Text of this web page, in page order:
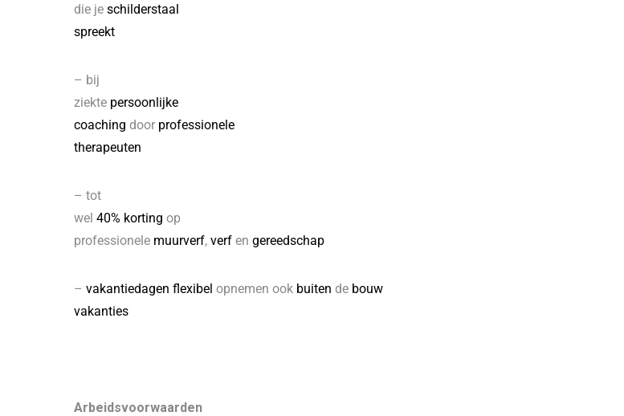
die je schilderstaal
spreekt
– bij
ziekte persoonlijke
coaching door professionele
therapeuten
– tot
wel 40% korting op
professionele muurverf, verf en gereedschap
– vakantiedagen flexibel opnemen ook buiten de bouw
vakanties
Arbeidsvoorwaarden